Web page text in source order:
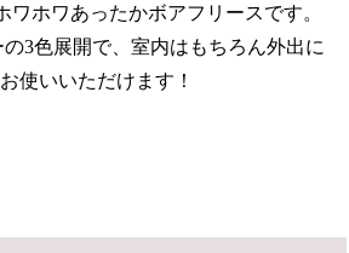
ワホワあったかボアフリースです。
3色展開で、室内はもちろん外出に
使いいただけます！